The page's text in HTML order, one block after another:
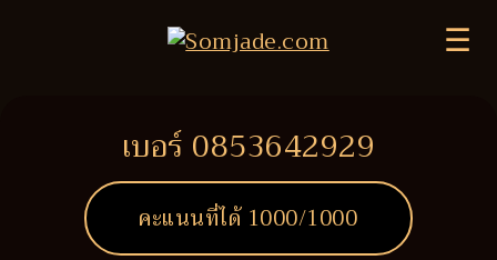
☰
เบอร์ 0853642929
คะแนนที่ได้ 1000/1000